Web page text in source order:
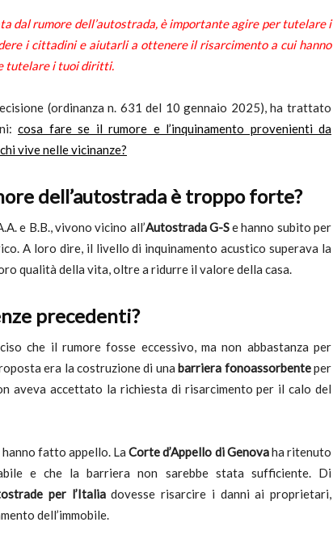
dal rumore dell’autostrada, è importante agire per tutelare i
i cittadini e aiutarli a ottenere il risarcimento a cui hanno
tutelare i tuoi diritti.
(ordinanza n. 631 del 10 gennaio 2025), ha trattato
cosa fare se il rumore e l’inquinamento provenienti da
vive nelle vicinanze?
dell’autostrada è troppo forte?
e B.B., vivono vicino all’Autostrada G-Se hanno subito per
A loro dire, il livello di inquinamento acustico superava la
qualità della vita, oltre a ridurre il valore della casa.
precedenti?
che il rumore fosse eccessivo, ma non abbastanza per
era la costruzione di unabarriera fonoassorbenteper
aveva accettato la richiesta di risarcimento per il calo del
fatto appello. LaCorte d’Appello di Genovaha ritenuto
e che la barriera non sarebbe stata sufficiente. Di
per l’Italiadovesse risarcire i danni ai proprietari,
dell’immobile.